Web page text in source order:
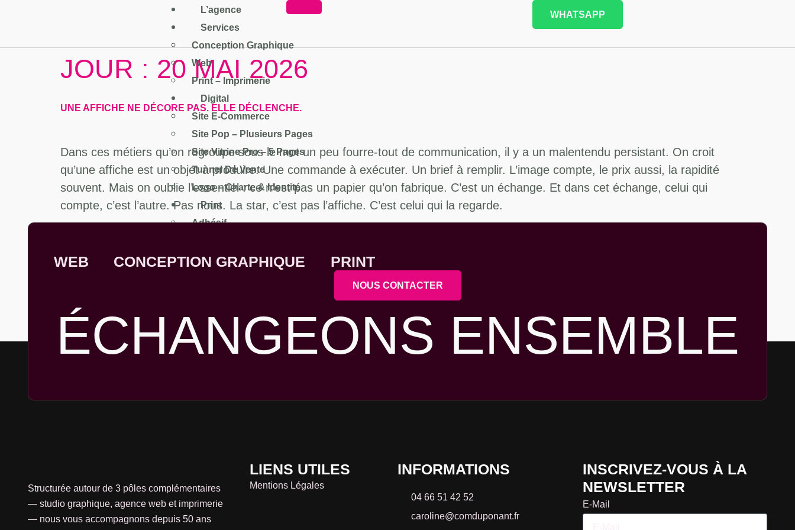
L’agence
Services
Conception Graphique
Web
Print – Imprimerie
Digital
Site E-Commerce
Site Pop – Plusieurs Pages
Site Vitrine Pro – 5 Pages
Tunnel De Vente
Logo – Charte & Identité
Print
Adhésif
Autocopiant
Logo – Charte & Identité
Fly & Dépliant
Rendez-Vous
WHATSAPP
JOUR : 20 MAI 2026
UNE AFFICHE NE DÉCORE PAS. ELLE DÉCLENCHE.
Dans ces métiers qu’on regroupe sous le mot un peu fourre-tout de communication, il y a un malentendu persistant. On croit
qu’une affiche est un objet à produire. Une commande à exécuter. Un brief à remplir. L’image compte, le prix aussi, la rapidité
souvent. Mais on oublie l’essentiel : ce n’est pas un papier qu’on fabrique. C’est un échange. Et dans cet échange, celui qui
compte, c’est l’autre. Pas nous. La star, c’est pas l’affiche. C’est celui qui la regarde.
WEB CONCEPTION GRAPHIQUE PRINT
NOUS CONTACTER
ÉCHANGEONS ENSEMBLE
Structurée autour de 3 pôles complémentaires
— studio graphique, agence web et imprimerie
— nous vous accompagnons depuis 50 ans
LIENS UTILES
Mentions Légales
INFORMATIONS
04 66 51 42 52
caroline@comduponant.fr
INSCRIVEZ-VOUS À LA
NEWSLETTER
E-Mail